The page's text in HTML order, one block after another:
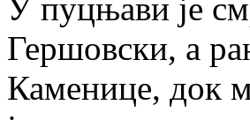
У пуцњави је
Гершовски, а
Каменице, док